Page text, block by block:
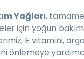
Yağları,
için yoğun
E vitamini,